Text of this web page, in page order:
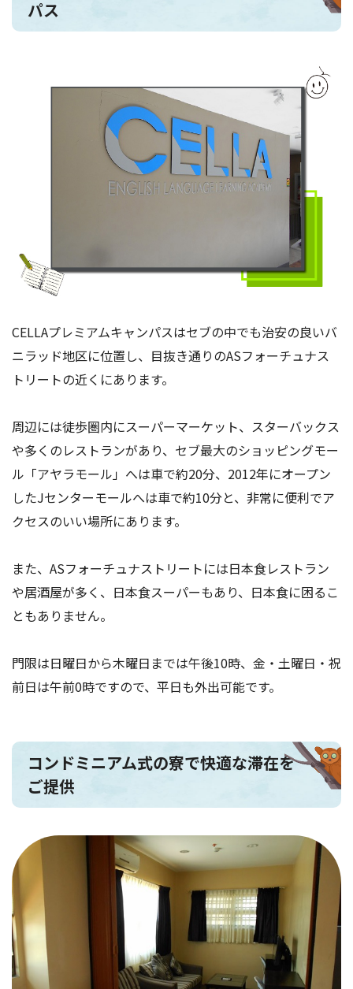
パス
CELLAプレミアムキャンパスはセブの中でも治安の良いバ
ニラッド地区に位置し、目抜き通りのASフォーチュナス
トリートの近くにあります。
周辺には徒歩圏内にスーパーマーケット、スターバックス
や多くのレストランがあり、セブ最大のショッピングモー
ル「アヤラモール」へは車で約20分、2012年にオープン
したJセンターモールへは車で約10分と、非常に便利でア
クセスのいい場所にあります。
また、ASフォーチュナストリートには日本食レストラン
や居酒屋が多く、日本食スーパーもあり、日本食に困るこ
ともありません。
門限は日曜日から木曜日までは午後10時、金・土曜日・祝
前日は午前0時ですので、平日も外出可能です。
コンドミニアム式の寮で快適な滞在を
ご提供